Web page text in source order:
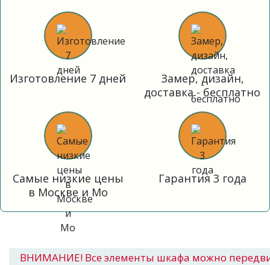
Изготовление 7 дней
Замер, дизайн,
доставка - бесплатно
Самые низкие цены
в Москве и Мо
Гарантия 3 года
ВНИМАНИЕ! Все элементы шкафа можно